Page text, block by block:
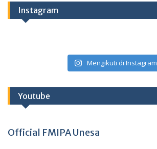
Instagram
Mengikuti di Instagram
Youtube
Official FMIPA Unesa